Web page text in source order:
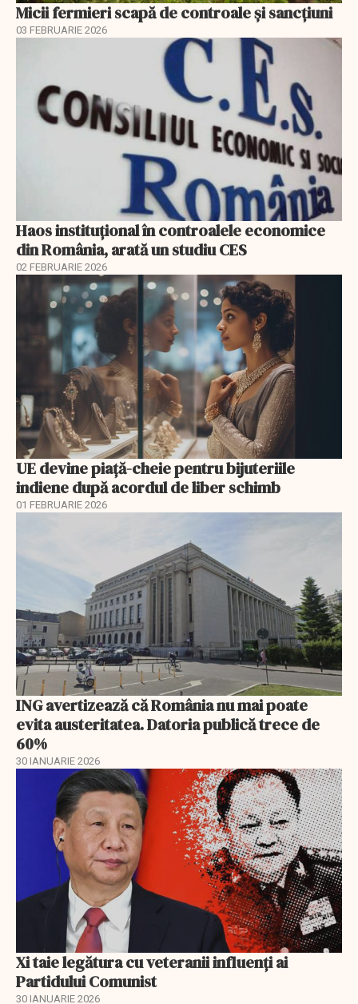
Micii fermieri scapă de controale și sancțiuni
03 FEBRUARIE 2026
Haos instituțional în controalele economice
din România, arată un studiu CES
02 FEBRUARIE 2026
UE devine piață-cheie pentru bijuteriile
indiene după acordul de liber schimb
01 FEBRUARIE 2026
ING avertizează că România nu mai poate
evita austeritatea. Datoria publică trece de
60%
30 IANUARIE 2026
Xi taie legătura cu veteranii influenți ai
Partidului Comunist
30 IANUARIE 2026